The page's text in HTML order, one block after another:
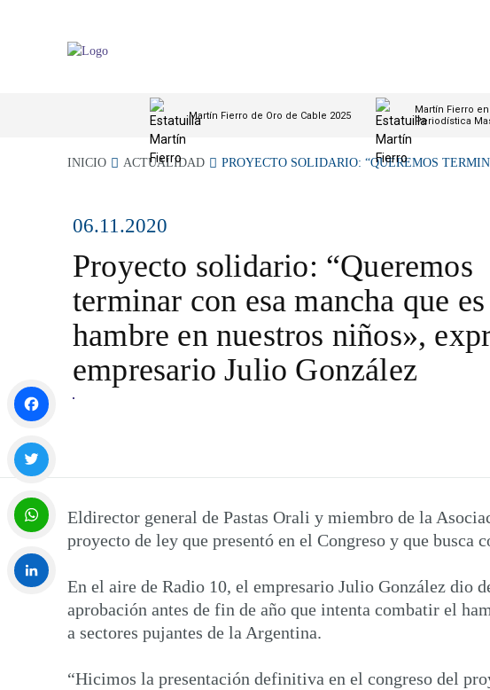
Martín Fierro de Oro de Cable 2025
Martín Fierro
Periodística
INICIO ACTUALIDAD PROYECTO SOLIDARIO: “QUEREMOS
06.11.2020
Proyecto solidario: “Queremos
terminar con esa mancha que
hambre en nuestros niños»,
empresario Julio González
Eldirector general de Pastas Orali y miembro de la
proyecto de ley que presentó en el Congreso y que
En el aire de Radio 10, el empresario Julio González dio
aprobación antes de fin de año que intenta combatir el
a sectores pujantes de la Argentina.
“Hicimos la presentación definitiva en el congreso del
Facebook
Twitter
WhatsApp